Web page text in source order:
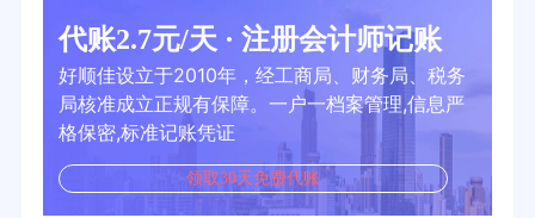
代账2.7元/天 · 注册会计师记账
好顺佳设立于2010年，经工商局、财务局、税务
局核准成立正规有保障。一户一档案管理,信息严
格保密,标准记账凭证
领取30天免费代账